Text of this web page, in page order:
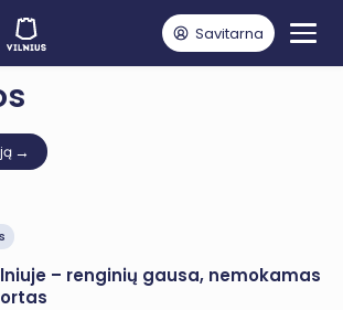
Savitarna
– renginių gausa, nemokamas